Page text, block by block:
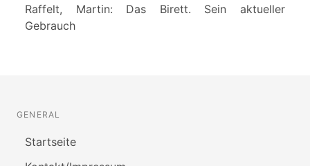
Raffelt, Martin: Das Birett. Sein aktueller
Gebrauch
GENERAL
Startseite